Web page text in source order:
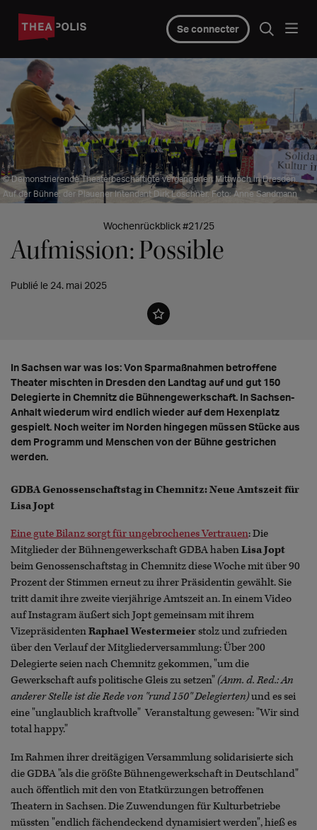
Se connecter
© Demonstrierende Theaterbeschäftigte vergangenen Mittwoch in Dresden.
Auf der Bühne: der Plauener Intendant Dirk Löschner. Foto: Anne Sandmann
Wochenrückblick #21/25
Aufmission: Possible
Publié le 24. mai 2025
In Sachsen war was los: Von Sparmaßnahmen betroffene
Theater mischten in Dresden den Landtag auf und gut 150
Delegierte in Chemnitz die Bühnengewerkschaft. In Sachsen-
Anhalt wiederum wird endlich wieder auf dem Hexenplatz
gespielt. Noch weiter im Norden hingegen müssen Stücke aus
dem Programm und Menschen von der Bühne gestrichen
werden.
GDBA Genossenschaftstag in Chemnitz: Neue Amtszeit für
Lisa Jopt
Eine gute Bilanz sorgt für ungebrochenes Vertrauen: Die
Mitglieder der Bühnengewerkschaft GDBA habenLisa Jopt
beim Genossenschaftstag in Chemnitz diese Woche mit über 90
Prozent der Stimmen erneut zu ihrer Präsidentin gewählt. Sie
tritt damit ihre zweite vierjährige Amtszeit an. In einem Video
auf Instagram äußert sich Jopt gemeinsam mit ihrem
VizepräsidentenRaphael Westermeierstolz und zufrieden
über den Verlauf der Mitgliederversammlung: Über 200
Delegierte seien nach Chemnitz gekommen, "um die
Gewerkschaft aufs politische Gleis zu setzen" (Anm. d. Red.: An
anderer Stelle ist die Rede von "rund 150" Delegierten)und es sei
eine "unglaublich kraftvolle" Veranstaltung gewesen: "Wir sind
total happy."
Im Rahmen ihrer dreitägigen Versammlung solidarisierte sich
die GDBA "als die größte Bühnengewerkschaft in Deutschland"
auch öffentlich mit den von Etatkürzungen betroffenen
Theatern in Sachsen. Die Zuwendungen für Kulturbetriebe
müssten "endlich fächendeckend dynamisiert werden", hieß es